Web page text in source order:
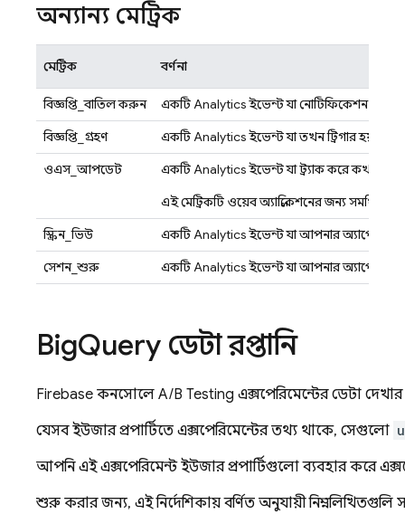
অন্যান্য মেট্রিক
মেট্রিক বর্ণনা
বিজ্ঞপ্তি_বাতিল করুন একটিAnalyticsইভেন্ট যা নোটিফিকেশন
বিজ্ঞপ্তি_গ্রহণ
একটিAnalyticsইভেন্ট যা তখন ট্রিগার হয় যখন
ওএস_আপডেট
একটিAnalyticsইভেন্ট যা ট্র্যাক করে কখন
এই মেট্রিকটি ওয়েব অ্যাপ্লিকেশনের জন্য সমর্থিত
স্ক্রিন_ভিউ
একটিAnalyticsইভেন্ট যা আপনার অ্যাপের
সেশন_শুরু
একটিAnalyticsইভেন্ট যা আপনার অ্যাপে
BigQuery ডেটা রপ্তানি
Firebase কনসোলে A/B Testing এক্সপেরিমেন্টের ডেটা
যেসব ইউজার প্রপার্টিতে এক্সপেরিমেন্টের তথ্য থাকে, সেগুলো
আপনি এই এক্সপেরিমেন্ট ইউজার প্রপার্টিগুলো ব্যবহার করে
শুরু করার জন্য, এই নির্দেশিকায় বর্ণিত অনুযায়ী নিম্নলিখিতগুলি